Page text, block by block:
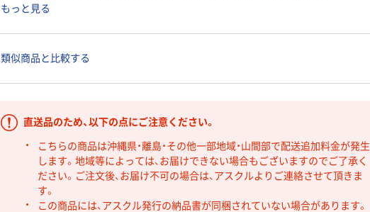
もっと見る
類似商品と比較する
直送品のため、以下の点にご注意ください。
こちらの商品は沖縄県・離島・その他一部地域・山間部で配送追加料金が発生
します。地域等によっては、お届けできない場合もございますのでご了承く
ださい。ご注文後、お届け不可の場合は、アスクルよりご連絡させて頂きま
す。
この商品には、アスクル発行の納品書が同梱されていない場合があります。